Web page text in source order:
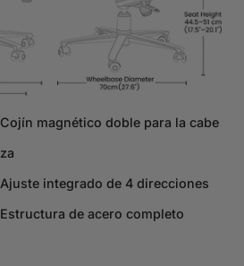
Cojín magnético doble para la cabe
za
Ajuste integrado de 4 direcciones
Estructura de acero completo